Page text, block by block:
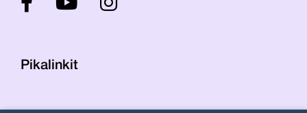
Pikalinkit